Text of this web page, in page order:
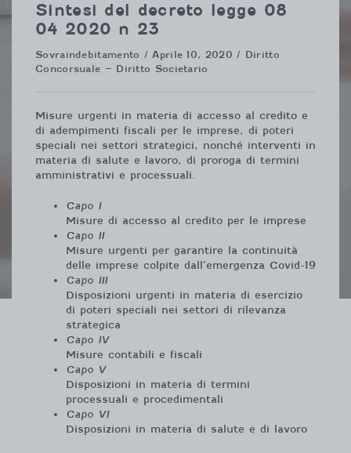
Sintesi del decreto legge 08
04 2020 n 23
Sovraindebitamento / Aprile 10, 2020 / Diritto
Concorsuale – Diritto Societario
Misure urgenti in materia di accesso al credito e
di adempimenti fiscali per le imprese, di poteri
speciali nei settori strategici, nonché interventi in
materia di salute e lavoro, di proroga di termini
amministrativi e processuali.
Capo I
Misure di accesso al credito per le imprese
Capo II
Misure urgenti per garantire la continuità
delle imprese colpite dall’emergenza Covid-19
Capo III
Disposizioni urgenti in materia di esercizio
di poteri speciali nei settori di rilevanza
strategica
Capo IV
Misure contabili e fiscali
Capo V
Disposizioni in materia di termini
processuali e procedimentali
Capo VI
Disposizioni in materia di salute e di lavoro